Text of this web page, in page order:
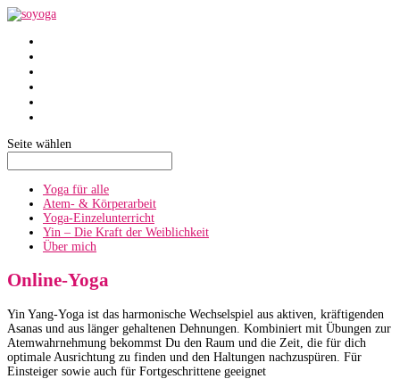
Seite wählen
Yoga für alle
Atem- & Körperarbeit
Yoga-Einzelunterricht
Yin – Die Kraft der Weiblichkeit
Über mich
Online-Yoga
Yin Yang-Yoga ist das harmonische Wechselspiel aus aktiven, kräftigenden
Asanas und aus länger gehaltenen Dehnungen. Kombiniert mit Übungen zur
Atemwahrnehmung bekommst Du den Raum und die Zeit, die für dich
optimale Ausrichtung zu finden und den Haltungen nachzuspüren. Für
Einsteiger sowie auch für Fortgeschrittene geeignet